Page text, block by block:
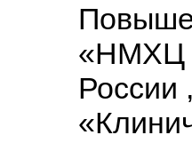
«НМХЦ
России